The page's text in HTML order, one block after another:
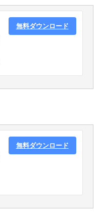
無料ダウンロード
無料ダウンロード